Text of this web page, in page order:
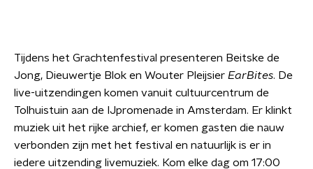
Tijdens het Grachtenfestival presenteren Beitske de
Jong, Dieuwertje Blok en Wouter Pleijsier EarBites. De
live-uitzendingen komen vanuit cultuurcentrum de
Tolhuistuin aan de IJpromenade in Amsterdam. Er klinkt
muziek uit het rijke archief, er komen gasten die nauw
verbonden zijn met het festival en natuurlijk is er in
iedere uitzending livemuziek. Kom elke dag om 17:00